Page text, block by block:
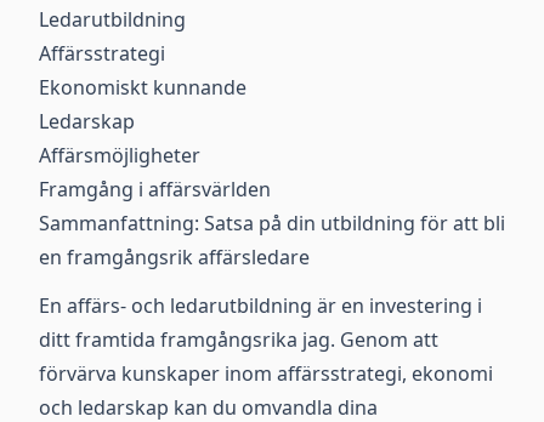
Ledarutbildning
Affärsstrategi
Ekonomiskt kunnande
Ledarskap
Affärsmöjligheter
Framgång i affärsvärlden
Sammanfattning: Satsa på din utbildning för att bli
en framgångsrik affärsledare
En affärs- och ledarutbildning är en investering i
ditt framtida framgångsrika jag. Genom att
förvärva kunskaper inom affärsstrategi, ekonomi
och ledarskap kan du omvandla dina